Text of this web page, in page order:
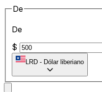
De
De
$
LRD - Dólar liberiano